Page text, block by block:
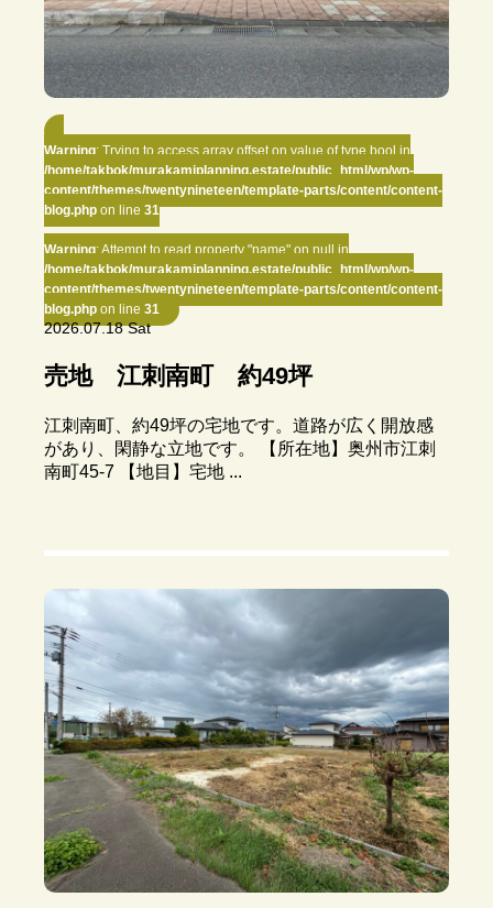
Warning: Trying to access array offset on value of type bool in
/home/takbok/murakamiplanning.estate/public_html/wp/wp-
content/themes/twentynineteen/template-parts/content/content-
blog.php on line 31
Warning: Attempt to read property "name" on null in
/home/takbok/murakamiplanning.estate/public_html/wp/wp-
content/themes/twentynineteen/template-parts/content/content-
blog.php on line 31
2026.07.18 Sat
売地 江刺南町 約49坪
江刺南町、約49坪の宅地です。道路が広く開放感
があり、閑静な立地です。 【所在地】奥州市江刺
南町45-7 【地目】宅地 ...